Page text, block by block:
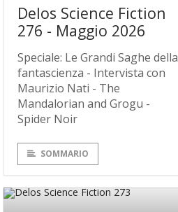
Delos Science Fiction
276 - Maggio 2026
Speciale: Le Grandi Saghe della
fantascienza - Intervista con
Maurizio Nati - The
Mandalorian and Grogu -
Spider Noir
SOMMARIO